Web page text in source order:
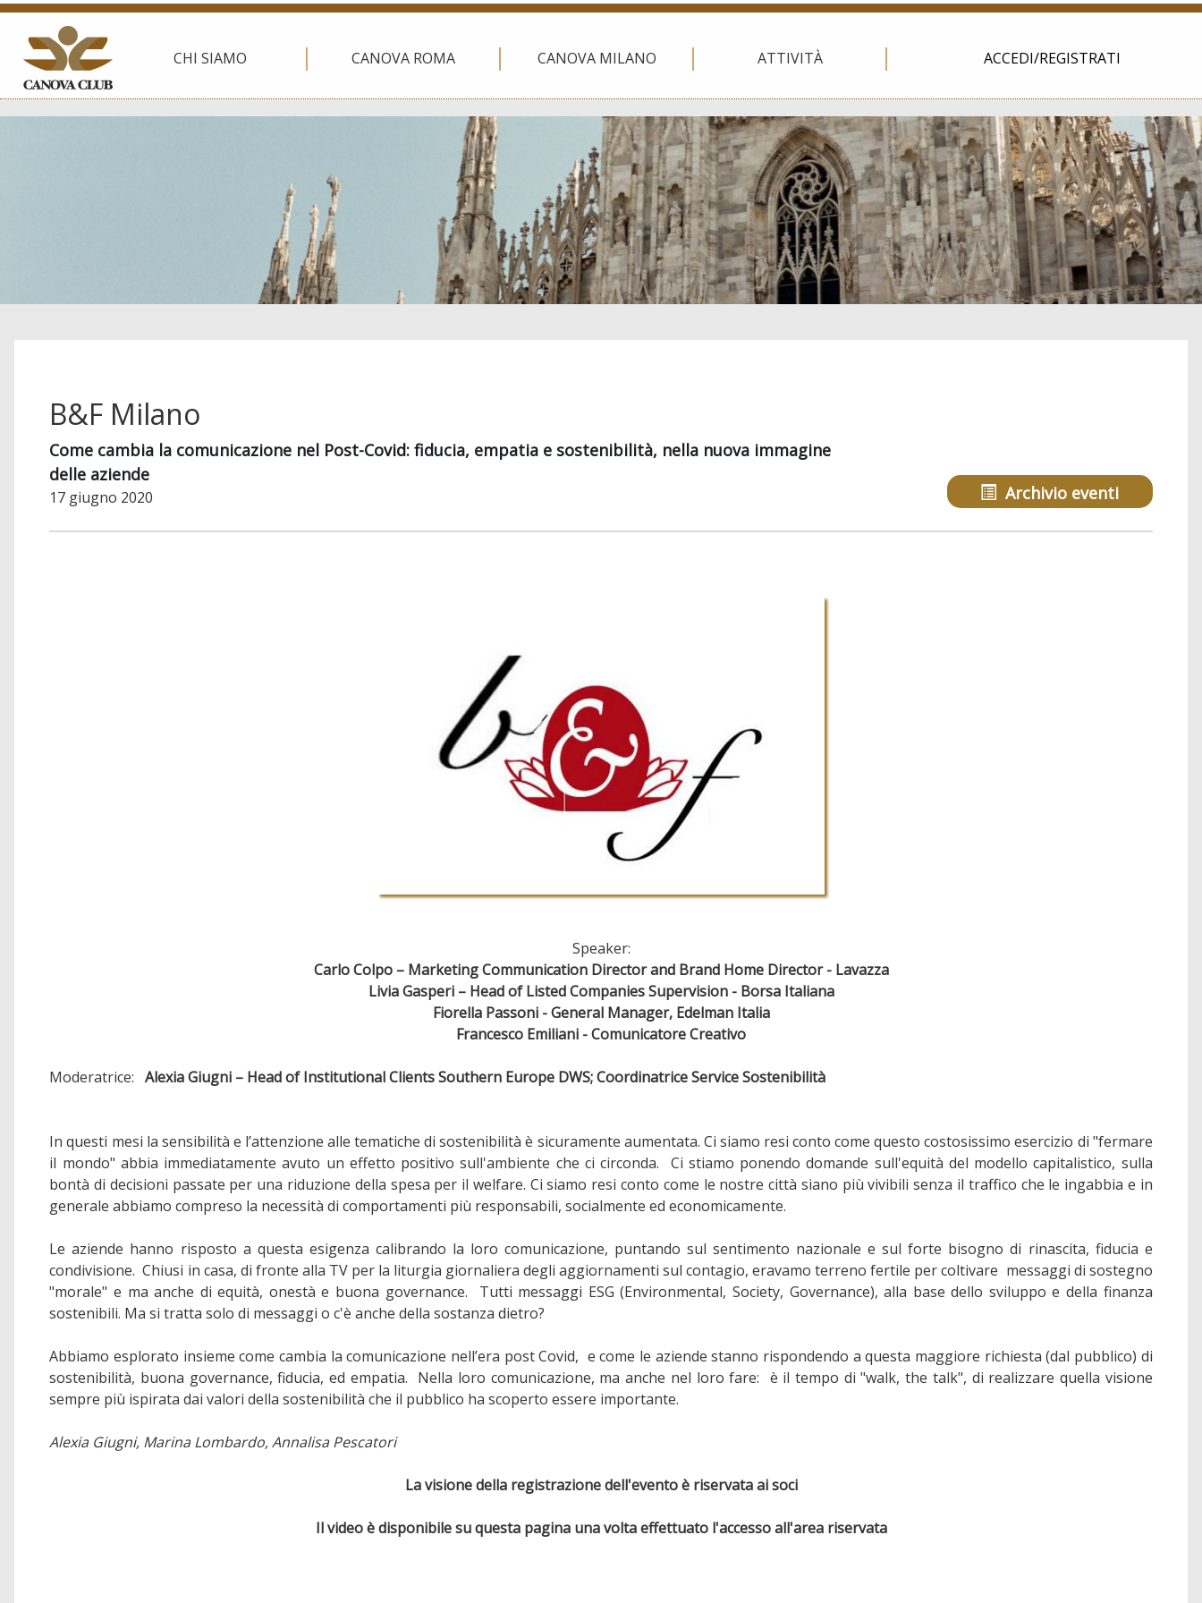
CHI SIAMO CANOVA ROMA CANOVA MILANO ATTIVITÀ ACCEDI/REGISTRATI
B&F Milano
Come cambia la comunicazione nel Post-Covid: fiducia, empatia e sostenibilità, nella nuova immagine
delle aziende
17 giugno 2020 Archivio eventi
Speaker:
Carlo Colpo – Marketing Communication Director and Brand Home Director - Lavazza
Livia Gasperi – Head of Listed Companies Supervision - Borsa Italiana
Fiorella Passoni - General Manager, Edelman Italia
Francesco Emiliani - Comunicatore Creativo
Moderatrice:Alexia Giugni – Head of Institutional Clients Southern Europe DWS; Coordinatrice Service Sostenibilità
In questi mesi la sensibilità e l’attenzione alle tematiche di sostenibilità è sicuramente aumentata. Ci siamo resi conto come questo costosissimo esercizio di "fermare
il mondo" abbia immediatamente avuto un effetto positivo sull'ambiente che ci circonda. Ci stiamo ponendo domande sull'equità del modello capitalistico, sulla
bontà di decisioni passate per una riduzione della spesa per il welfare. Ci siamo resi conto come le nostre città siano più vivibili senza il traffico che le ingabbia e in
generale abbiamo compreso la necessità di comportamenti più responsabili, socialmente ed economicamente.
Le aziende hanno risposto a questa esigenza calibrando la loro comunicazione, puntando sul sentimento nazionale e sul forte bisogno di rinascita, fiducia e
condivisione. Chiusi in casa, di fronte alla TV per la liturgia giornaliera degli aggiornamenti sul contagio, eravamo terreno fertile per coltivare messaggi di sostegno
"morale" e ma anche di equità, onestà e buona governance. Tutti messaggi ESG (Environmental, Society, Governance), alla base dello sviluppo e della finanza
sostenibili. Ma si tratta solo di messaggi o c'è anche della sostanza dietro?
Abbiamo esplorato insieme come cambia la comunicazione nell’era post Covid, e come le aziende stanno rispondendo a questa maggiore richiesta (dal pubblico) di
sostenibilità, buona governance, fiducia, ed empatia. Nella loro comunicazione, ma anche nel loro fare: è il tempo di "walk, the talk", di realizzare quella visione
sempre più ispirata dai valori della sostenibilità che il pubblico ha scoperto essere importante.
Alexia Giugni, Marina Lombardo, Annalisa Pescatori
La visione della registrazione dell'evento è riservata ai soci
Il video è disponibile su questa pagina una volta effettuato l'accesso all'area riservata